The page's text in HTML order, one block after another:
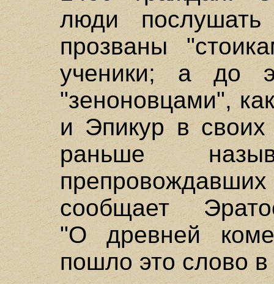
люди
прозваны
ученики; а до
"зеноновцами",
и Эпикур в
раньше
сообщает
"О древней
пошло это слово